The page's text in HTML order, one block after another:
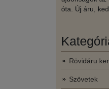
óta. Új áru,
Rövidáru
Szövetek